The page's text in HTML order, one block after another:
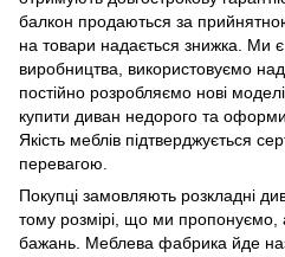
балкон продаються за
на товари надається знижка. Ми
виробництва, використовуємо
постійно розробляємо нові
купити диван недорого та
Якість меблів підтверджується
перевагою.
Покупці замовляють розкладні
тому розмірі, що ми пропонуємо,
бажань. Меблева фабрика йде